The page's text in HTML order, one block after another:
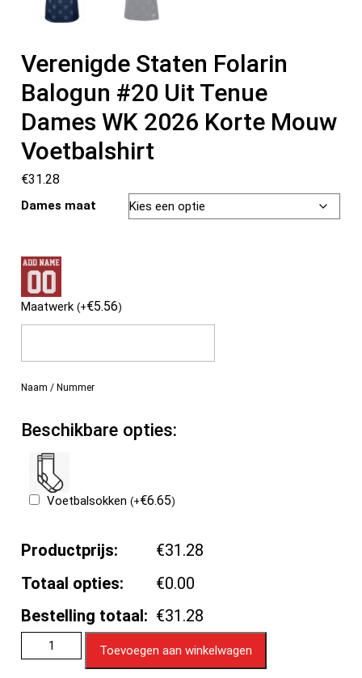
Verenigde Staten Folarin
Balogun #20 Uit Tenue
Dames WK 2026 Korte Mouw
Voetbalshirt
€31.28
Dames maat
Maatwerk(+€5.56)
Naam / Nummer
Beschikbare opties:
Voetbalsokken(+€6.65)
Productprijs:
€31.28
Totaal opties:
€0.00
Bestelling totaal: €31.28
Toevoegen aan winkelwagen